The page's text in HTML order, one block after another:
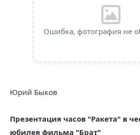
Ошибка, фотография не
Юрий Быков
Презентация часов "Ракета" в
юбилея фильма "Брат"